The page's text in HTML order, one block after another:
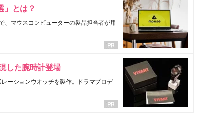
」とは？
、マウスコンピューターの製品担当者が用
した腕時計登場
ーションウオッチを製作。ドラマプロデ